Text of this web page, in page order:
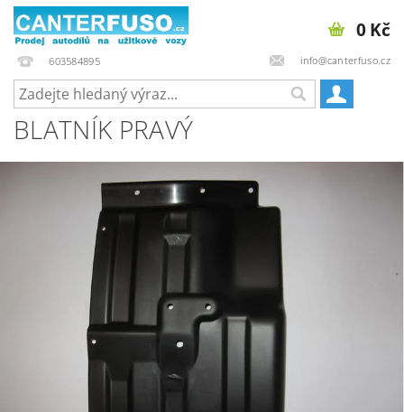
603584895 info@canterfuso.cz
0 Kč
BLATNÍK PRAVÝ